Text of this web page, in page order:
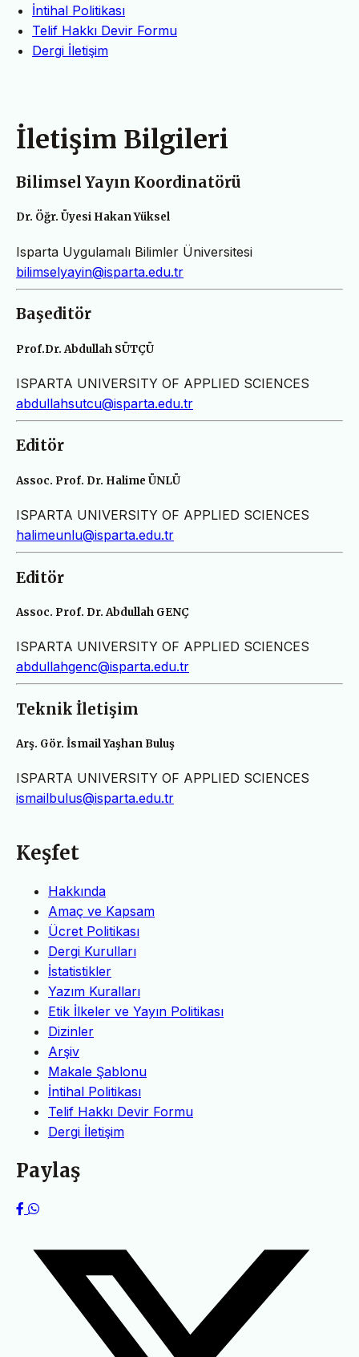
İntihal Politikası
Telif Hakkı Devir Formu
Dergi İletişim
İletişim Bilgileri
Bilimsel Yayın Koordinatörü
Dr. Öğr. Üyesi Hakan Yüksel
Isparta Uygulamalı Bilimler Üniversitesi
bilimselyayin@isparta.edu.tr
Başeditör
Prof.Dr. Abdullah SÜTÇÜ
ISPARTA UNIVERSITY OF APPLIED SCIENCES
abdullahsutcu@isparta.edu.tr
Editör
Assoc. Prof. Dr. Halime ÜNLÜ
ISPARTA UNIVERSITY OF APPLIED SCIENCES
halimeunlu@isparta.edu.tr
Editör
Assoc. Prof. Dr. Abdullah GENÇ
ISPARTA UNIVERSITY OF APPLIED SCIENCES
abdullahgenc@isparta.edu.tr
Teknik İletişim
Arş. Gör. İsmail Yaşhan Buluş
ISPARTA UNIVERSITY OF APPLIED SCIENCES
ismailbulus@isparta.edu.tr
Keşfet
Hakkında
Amaç ve Kapsam
Ücret Politikası
Dergi Kurulları
İstatistikler
Yazım Kuralları
Etik İlkeler ve Yayın Politikası
Dizinler
Arşiv
Makale Şablonu
İntihal Politikası
Telif Hakkı Devir Formu
Dergi İletişim
Paylaş